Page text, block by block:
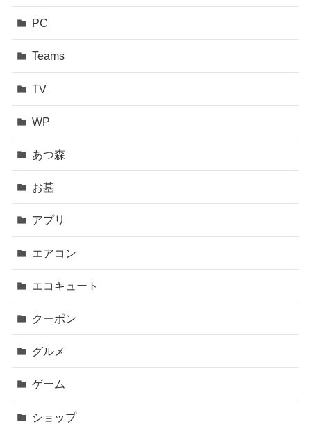
PC
Teams
TV
WP
あつ森
お墓
アプリ
エアコン
エコキュート
クーポン
グルメ
ゲーム
ショップ